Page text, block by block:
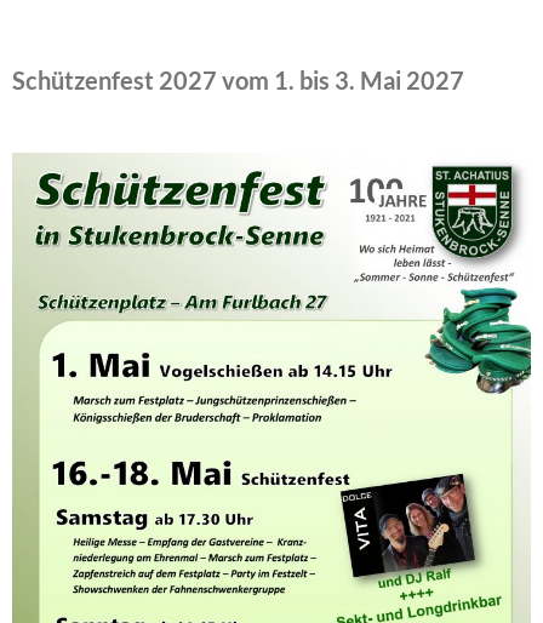
Schützenfest 2027 vom 1. bis 3. Mai 2027